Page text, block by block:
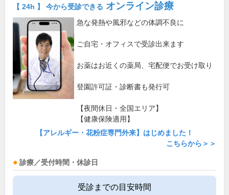
【 24h 】 今から受診できる オンライン診療
急な発熱や風邪などの体調不良に
ご自宅・オフィスで受診出来ます
お薬はお近くの薬局、宅配便でお受け取り
登園許可証・診断書も発行可
【夜間休日・全国エリア】
【健康保険適用】
【アレルギー・花粉症専門外来】はじめました！
こちらから＞＞
診療／受付時間・休診日
受診までの目安時間